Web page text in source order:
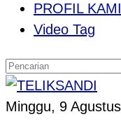
PROFIL KAMI
Video Tag
Minggu, 9